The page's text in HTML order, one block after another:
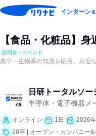
インターン＆
【食品・化粧品】
説明会・イベント
農学・生物系の知識を応用。身近
日研トータルソ
半導体・電子機器メ
オンライン 1日
2026
28卒 | オープン・カンパニー